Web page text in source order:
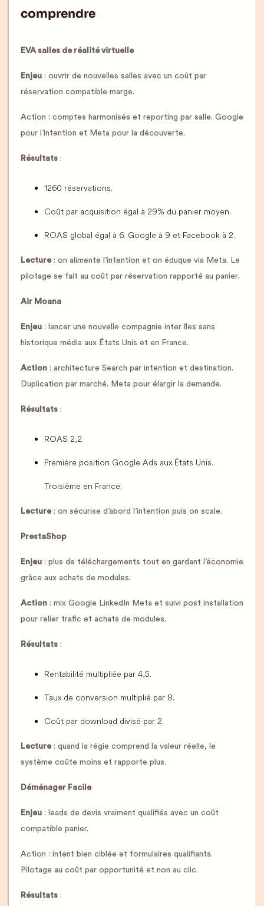
comprendre
EVA salles de réalité virtuelle
Enjeu : ouvrir de nouvelles salles avec un coût par
réservation compatible marge.
Action : comptes harmonisés et reporting par salle. Google
pour l’intention et Meta pour la découverte.
Résultats :
1260 réservations.
Coût par acquisition égal à 29% du panier moyen.
ROAS global égal à 6. Google à 9 et Facebook à 2.
Lecture: on alimente l’intention et on éduque via Meta. Le
pilotage se fait au coût par réservation rapporté au panier.
Air Moana
Enjeu : lancer une nouvelle compagnie inter îles sans
historique média aux États Unis et en France.
Action : architecture Search par intention et destination.
Duplication par marché. Meta pour élargir la demande.
Résultats :
ROAS 2,2.
Première position Google Ads aux États Unis.
Troisième en France.
Lecture: on sécurise d’abord l’intention puis on scale.
PrestaShop
Enjeu : plus de téléchargements tout en gardant l’économie
grâce aux achats de modules.
Action : mix Google LinkedIn Meta et suivi post installation
pour relier trafic et achats de modules.
Résultats :
Rentabilité multipliée par 4,5.
Taux de conversion multiplié par 8.
Coût par download divisé par 2.
Lecture: quand la régie comprend la valeur réelle, le
système coûte moins et rapporte plus.
Déménager Facile
Enjeu : leads de devis vraiment qualifiés avec un coût
compatible panier.
Action : intent bien ciblée et formulaires qualifiants.
Pilotage au coût par opportunité et non au clic.
Résultats :